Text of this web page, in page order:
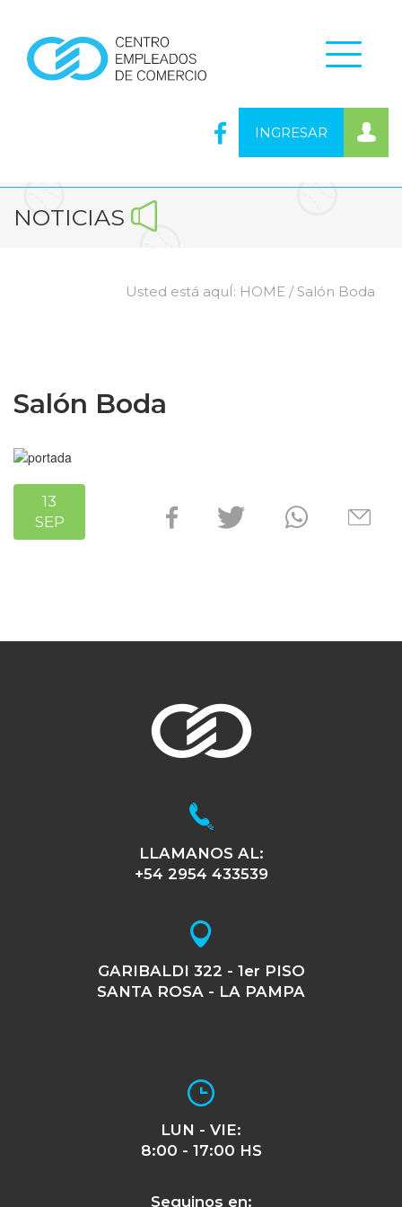
INGRESAR
NOTICIAS
Usted está aquÍ: HOME / Salón Boda
Salón Boda
13
SEP
LLAMANOS AL:
+54 2954 433539
GARIBALDI 322 - 1er PISO
SANTA ROSA - LA PAMPA
LUN - VIE:
8:00 - 17:00 HS
Seguinos en: